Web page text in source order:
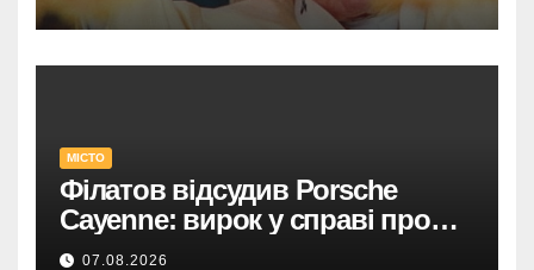
МІСТО
Філатов відсудив Porsche
Cayenne: вирок у справі про
фейк.
07.08.2026